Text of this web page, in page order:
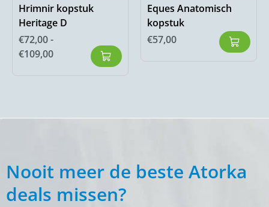
Hrimnir kopstuk
Heritage D
€72,00-
€109,00
Eques Anatomisch
kopstuk
€57,00
Nooit meer de beste Atorka
deals missen?